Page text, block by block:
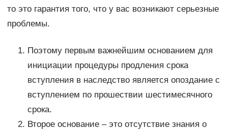
то это гарантия того, что у вас возникают серьезные
проблемы.
Поэтому первым важнейшим основанием для
инициации процедуры продления срока
вступления в наследство является опоздание с
вступлением по прошествии шестимесячного
срока.
Второе основание – это отсутствие знания о